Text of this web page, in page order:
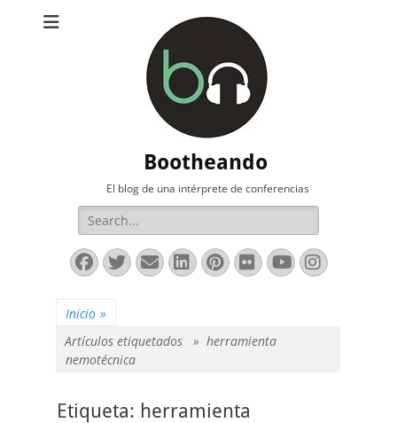
Bootheando
El blog de una intérprete de conferencias
Buscar:
Facebook
Twitter
Correo
electrónico
LinkedIn
Pinterest
FlickrYouTube
Inicio »
Artículos etiquetados » herramienta
nemotécnica
Etiqueta: herramienta